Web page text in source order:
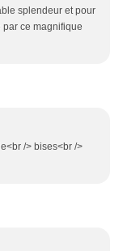
splendeur et pour
par ce magnifique
/> bises<br />